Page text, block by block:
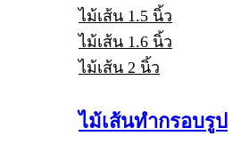
ไม้เส้น 1.5 นิ้ว
ไม้เส้น 1.6 นิ้ว
ไม้เส้น 2 นิ้ว
ไม้เส้นทำกรอบรูป